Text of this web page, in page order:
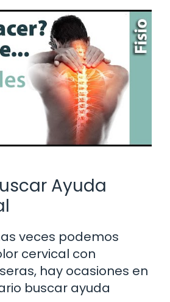
Ayuda
veces podemos
cervical con
hay ocasiones en
buscar ayuda